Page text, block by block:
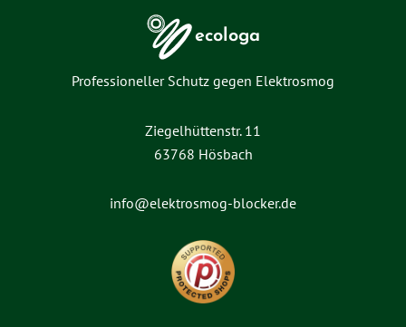
ecologa
Professioneller Schutz gegen Elektrosmog
Ziegelhüttenstr. 11
63768 Hösbach
info@elektrosmog-blocker.de